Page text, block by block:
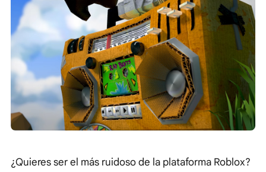
¿Quieres ser el más ruidoso de la plataforma Roblox?